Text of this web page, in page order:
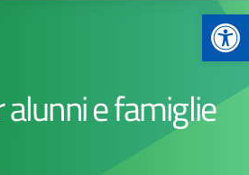
alunni e famiglie